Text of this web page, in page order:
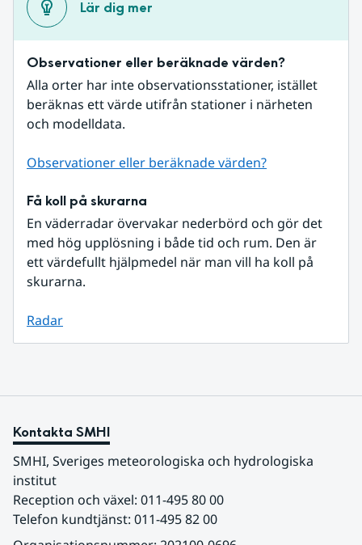
Lär dig mer
Observationer eller beräknade värden?
Alla orter har inte observationsstationer, istället
beräknas ett värde utifrån stationer i närheten
och modelldata.
Observationer eller beräknade värden?
Få koll på skurarna
En väderradar övervakar nederbörd och gör det
med hög upplösning i både tid och rum. Den är
ett värdefullt hjälpmedel när man vill ha koll på
skurarna.
Radar
Kontakta SMHI
SMHI, Sveriges meteorologiska och hydrologiska
institut
Reception och växel: 011-495 80 00
Telefon kundtjänst: 011-495 82 00